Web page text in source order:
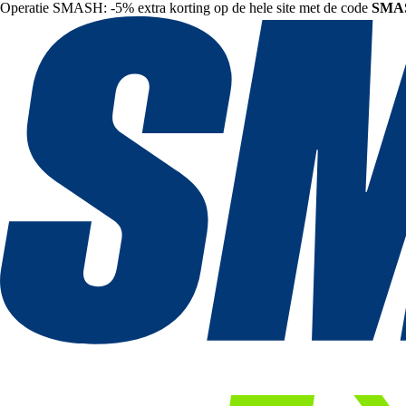
Operatie SMASH: -5% extra korting op de hele site met de code